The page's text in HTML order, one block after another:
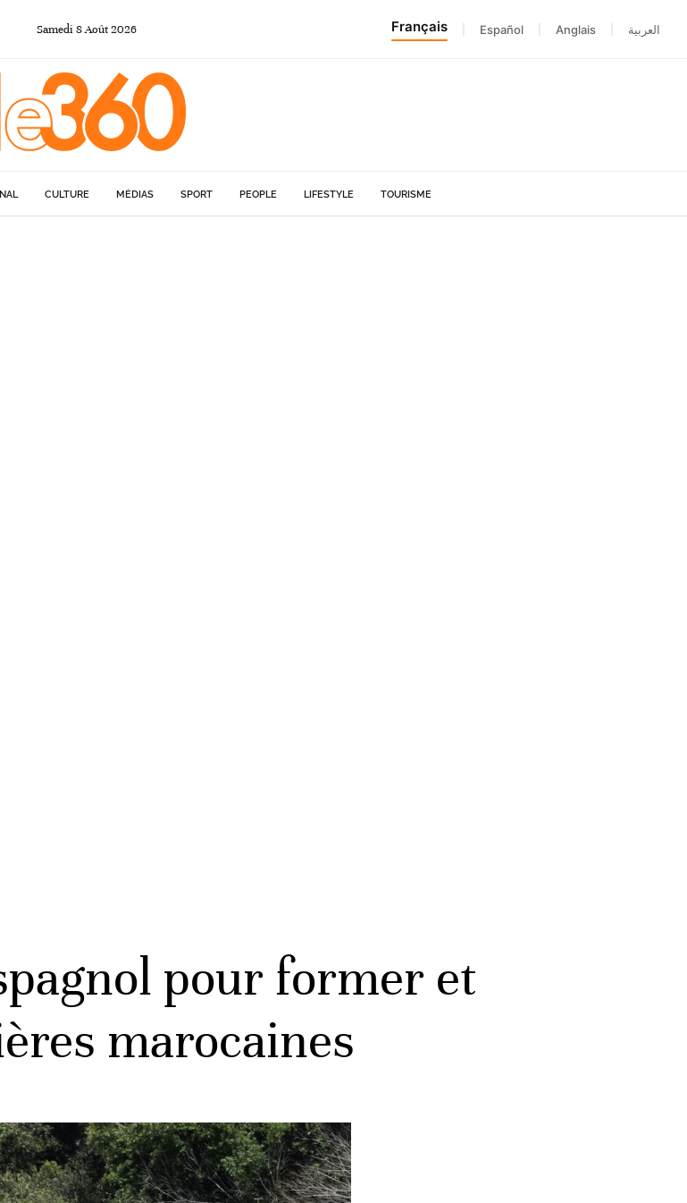
Samedi 8Août2026 Français Español Anglais العربية
CULTURE MÉDIAS SPORT PEOPLE LIFESTYLE TOURISME
pour former et
marocaines